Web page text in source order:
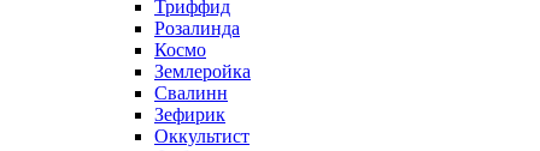
Триффид
Розалинда
Космо
Землеройка
Свалинн
Зефирик
Оккультист